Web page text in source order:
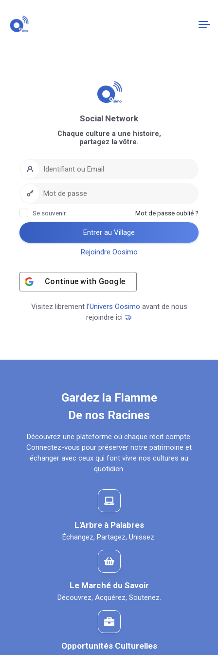
Gardez la Flamme
De nos Racines
Découvrez une plateforme où chaque récit compte.
Connectez-vous pour préserver notre patrimoine et
échanger avec ceux qui font vivre nos cultures au
quotidien.
L'Arbre à Palabres
Échangez, Partagez, Unissez.
Le Marché du Savoir
Découvrez, Acquérez, Soutenez.
Opportunités Culturelles
Social Network
Chaque culture a une histoire,
partagez la vôtre.
Se souvenir Mot de passe oublié ?
Entrer au Village
Rejoindre Oosimo
Continue with Google
Visitez librement l’Univers Oosimo avant de nous
rejoindre ici 🤝